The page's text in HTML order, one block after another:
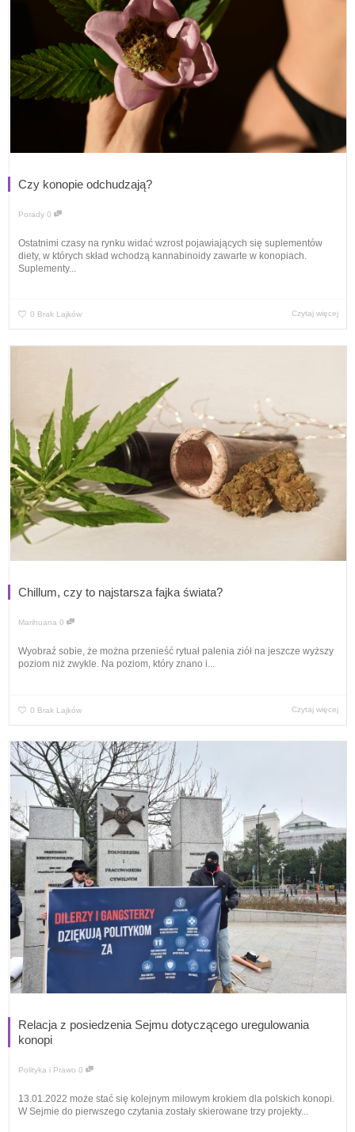
Czy konopie odchudzają?
Porady 0
Ostatnimi czasy na rynku widać wzrost pojawiających się suplementów
diety, w których skład wchodzą kannabinoidy zawarte w konopiach.
Suplementy...
0 Brak Lajków Czytaj więcej
Chillum, czy to najstarsza fajka świata?
Marihuana 0
Wyobraź sobie, że można przenieść rytuał palenia ziół na jeszcze wyższy
poziom niż zwykle. Na poziom, który znano i...
0 Brak Lajków Czytaj więcej
Relacja z posiedzenia Sejmu dotyczącego uregulowania
konopi
Polityka i Prawo 0
13.01.2022 może stać się kolejnym milowym krokiem dla polskich konopi.
W Sejmie do pierwszego czytania zostały skierowane trzy projekty...